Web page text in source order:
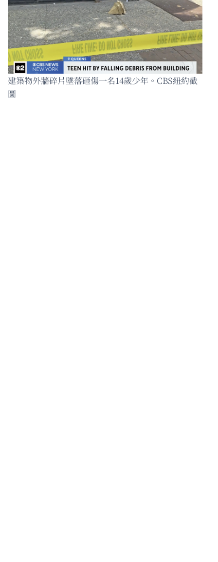
建築物外牆碎片墜落砸傷一名14歲少年。CBS紐約截
圖